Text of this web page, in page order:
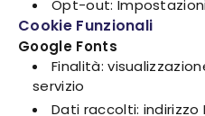
Opt-out:
Cookie Funzionali
Google Fonts
Finalità:
servizio
Dati raccolti: